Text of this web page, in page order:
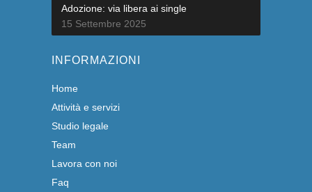
Adozione: via libera ai single
15 Settembre 2025
INFORMAZIONI
Home
Attività e servizi
Studio legale
Team
Lavora con noi
Faq